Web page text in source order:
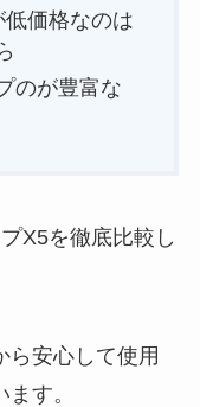
価格なのは
のが豊富な
X5を徹底比較し
ら安心して使用
す。